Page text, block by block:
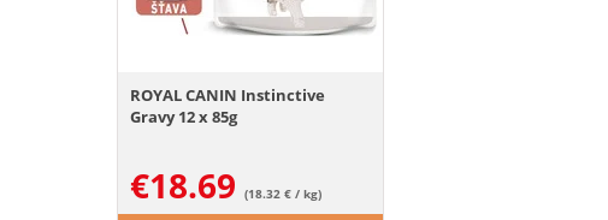
ROYAL CANIN Instinctive
Gravy 12 x 85g
€18.69 (18.32 € / kg)